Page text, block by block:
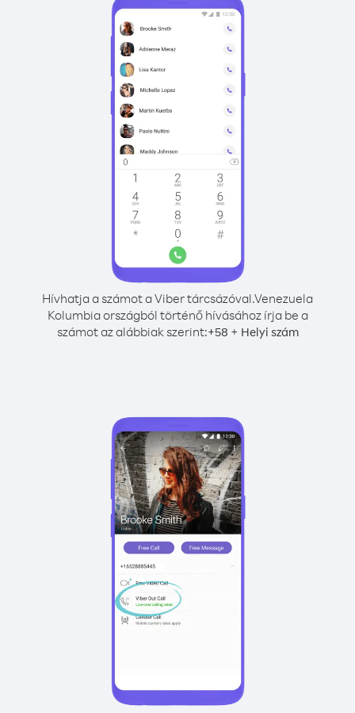
Hívhatja a számot a Viber tárcsázóval.Venezuela
Kolumbia országból történő hívásához írja be a
számot az alábbiak szerint:+58 + Helyi szám